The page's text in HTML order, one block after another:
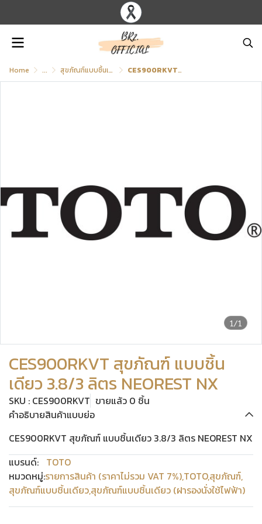
Home ... สุขภัณฑ์แบบชิ้นเดียว (ฝารองนั่งใช้ไฟฟ้า) CES900RKVT สุขภัณฑ์ แบบชิ้นเดียว 3.8/3 ลิตร NEOREST NX
1/1
CES900RKVT สุขภัณฑ์ แบบชิ้น
เดียว 3.8/3 ลิตร NEOREST NX
SKU : CES900RKVT ขายแล้ว 0 ชิ้น
คำอธิบายสินค้าแบบย่อ
CES900RKVT สุขภัณฑ์ แบบชิ้นเดียว 3.8/3 ลิตร NEOREST NX
แบรนด์: TOTO
หมวดหมู่:รายการสินค้า (ราคาไม่รวม VAT 7%),TOTO,สุขภัณฑ์,
สุขภัณฑ์แบบชิ้นเดียว,สุขภัณฑ์แบบชิ้นเดียว (ฝารองนั่งใช้ไฟฟ้า)